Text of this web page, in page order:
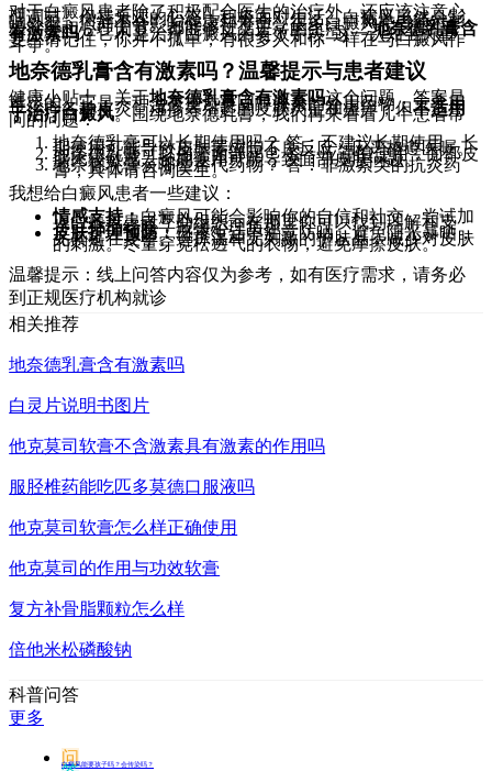
对于白癜风患者除了积极配合医生的治疗外，还应该注意心
理调节，保持乐观的心态，积极面对生活。白癜风虽然会影
响外貌，但并不会影响健康和寿命。很多白癜风患者通过积
极治疗和心理调节，都能够过上正常的生活。 “地奈德乳膏含
有激素吗？它不是治疗白癜风的有效手段”这一认知至关重
要。请记住，你并不孤单，有很多人和你一样在与白癜风作
斗争。
地奈德乳膏含有激素吗？温馨提示与患者建议
健康小贴士，关于地奈德乳膏含有激素吗这个问题，答案是
肯定的。它是一种含有皮质类固醇激素的外用药物，主要用
于治疗各种皮炎、湿疹等引起的皮肤炎症和瘙痒，但不适用
于治疗白癜风。围绕地奈德乳膏，我们再来看看几个患者常
问的问题：
地奈德乳膏可以长期使用吗？ 答：不建议长期使用，长
期使用可能导致皮肤萎缩等不良反应，应严格遵医嘱。
地奈德乳膏可以用于面部吗？ 答：应谨慎使用，面部皮
肤比较敏感，长期使用可能导致面部皮肤问题。
地奈德乳膏有哪些替代药物？ 答：非激素类的抗炎药
膏，具体请咨询医生。
我想给白癜风患者一些建议：
情感支持：白癜风可能会影响你的自信和社交，尝试加
入白癜风患者互助组织，在那里你可以找到理解和支
持，分享经验，减缓心理负担。
皮肤护理预防：日常生活中注意防晒，避免阳光暴晒，
尤其是在夏季。选择温和无刺激的护肤品，减少对皮肤
的刺激。尽量穿宽松透气的衣物，避免摩擦皮肤。
温馨提示：线上问答内容仅为参考，如有医疗需求，请务必
到正规医疗机构就诊
相关推荐
地奈德乳膏含有激素吗
白灵片说明书图片
他克莫司软膏不含激素具有激素的作用吗
服胫椎药能吃匹多莫德口服液吗
他克莫司软膏怎么样正确使用
他克莫司的作用与功效软膏
复方补骨脂颗粒怎么样
倍他米松磷酸钠
科普问答
更多
问
白癜风能要孩子吗？会传染吗？